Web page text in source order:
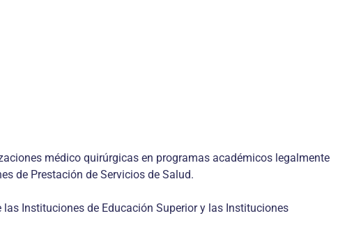
médico quirúrgicas en programas académicos legalmente
de Prestación de Servicios de Salud.
Instituciones de Educación Superior y las Instituciones